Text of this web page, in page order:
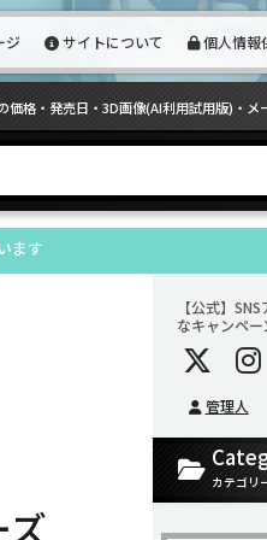
ジ サイトについて 個人情報
格・発売日・3D画像(AI利用試用版)・メ
ます
【公式】
なキャンペ
管理人
カテゴリ